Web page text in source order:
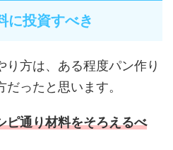
に投資すべき
方は、ある程度パン作り
ったと思います。
ピ通り材料をそろえるべ